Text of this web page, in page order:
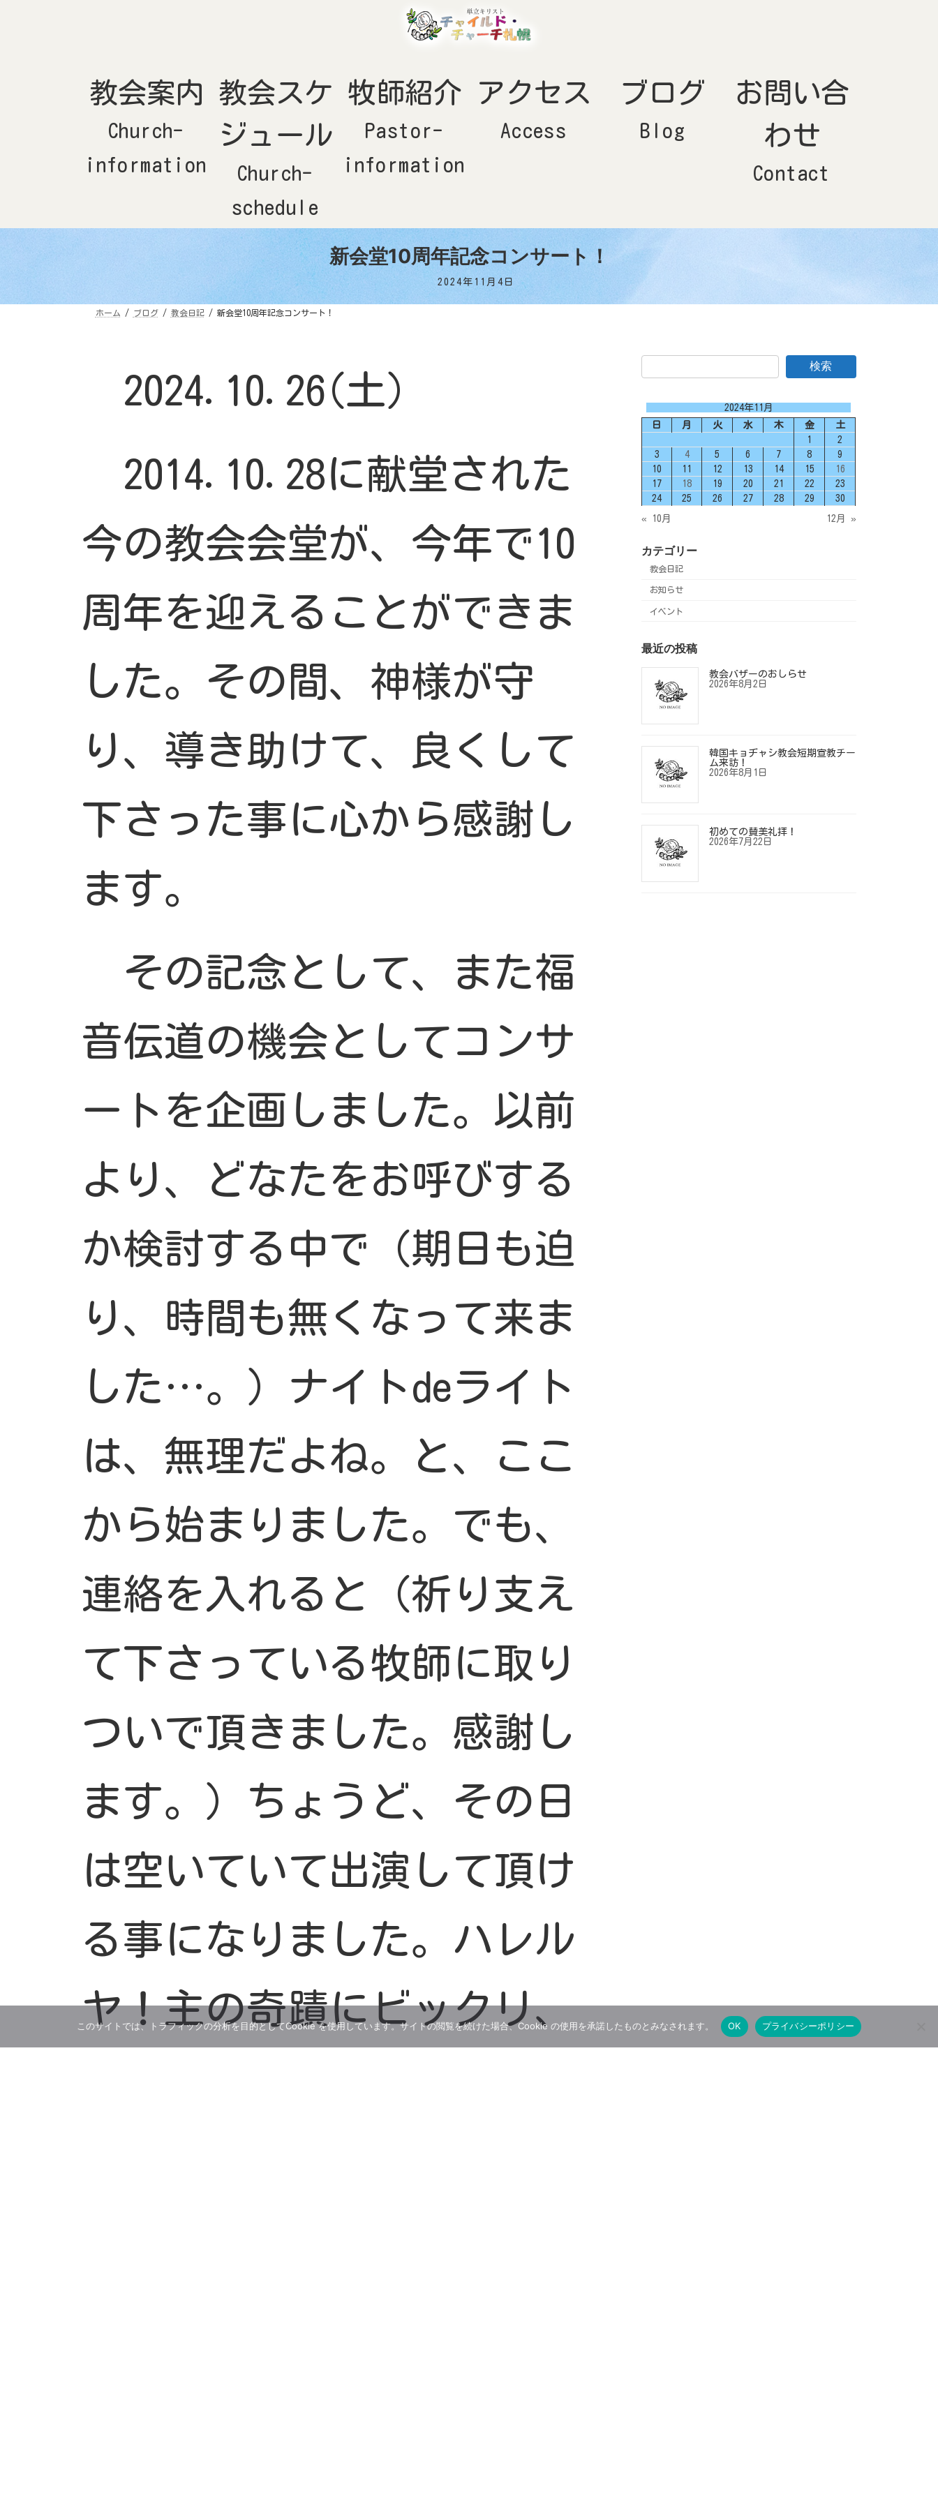
教会案内
Church-
information
教会スケ
ジュール
Church-
schedule
牧師紹介
Pastor-
information
アクセス
Access
ブログ
Blog
お問い合
わせ
Contact
新会堂10周年記念コンサート！
2024年11月4日
ホーム ブログ 教会日記 新会堂10周年記念コンサート！
2024.10.26(土)
2014.10.28に献堂された
今の教会会堂が、今年で10
周年を迎えることができま
した。その間、神様が守
り、導き助けて、良くして
下さった事に心から感謝し
ます。
その記念として、また福
音伝道の機会としてコンサ
ートを企画しました。以前
より、どなたをお呼びする
か検討する中で（期日も迫
り、時間も無くなって来ま
した…。）ナイトdeライト
は、無理だよね。と、ここ
から始まりました。でも、
連絡を入れると（祈り支え
て下さっている牧師に取り
ついで頂きました。感謝し
ます。）ちょうど、その日
は空いていて出演して頂け
る事になりました。ハレル
ヤ！主の奇蹟にビックリ、
検索
2024年11月
日
月 火 水 木 金
土
1
2
3
4 5 6 7 8
9
10
11 12 13 14 15
16
17
18 19 20 21 22
23
24
25 26 27 28 29 30
« 10月 12月 »
カテゴリー
教会日記
お知らせ
イベント
最近の投稿
教会バザーのおしらせ
2026年8月2日
韓国キョヂャシ教会短期宣教チー
ム来訪！
2026年8月1日
初めての賛美礼拝！
2026年7月22日
このサイトでは、トラフィックの分析を目的としてCookie を使用しています。サイトの閲覧を続けた場合、Cookie の使用を承諾したものとみなされます。 OK プライバシーポリシー